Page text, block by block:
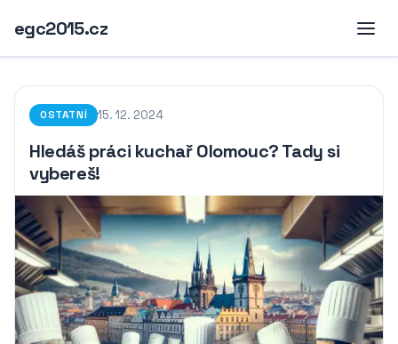
egc2015.cz
OSTATNÍ 15. 12. 2024
Hledáš práci kuchař Olomouc? Tady si
vybereš!